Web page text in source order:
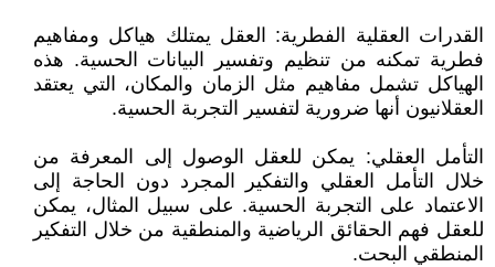
القدرات العقلية الفطرية: العقل يمتلك هياكل ومفاهيم
فطرية تمكنه من تنظيم وتفسير البيانات الحسية. هذه
الهياكل تشمل مفاهيم مثل الزمان والمكان، التي يعتقد
العقلانيون أنها ضرورية لتفسير التجربة الحسية.
التأمل العقلي: يمكن للعقل الوصول إلى المعرفة من
خلال التأمل العقلي والتفكير المجرد دون الحاجة إلى
الاعتماد على التجربة الحسية. على سبيل المثال، يمكن
للعقل فهم الحقائق الرياضية والمنطقية من خلال التفكير
المنطقي البحت.